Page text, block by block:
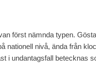
först nämnda typen.
nationell nivå, ända från
i undantagsfall betecknas